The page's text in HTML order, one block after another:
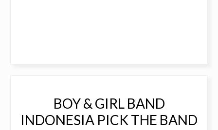
BOY & GIRL BAND
INDONESIA PICK THE BAND